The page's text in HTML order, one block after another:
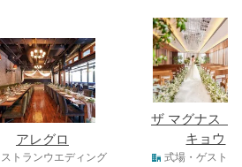
アレグロ
ザ マグナス
キョウ
ストランウエディング 式場・ゲストハ